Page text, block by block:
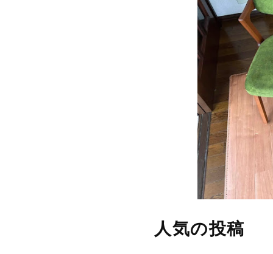
人気の投稿